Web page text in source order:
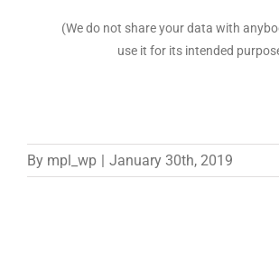
(We do not share your data with
use it for its intended
By mpl_wp January 30th, 2019